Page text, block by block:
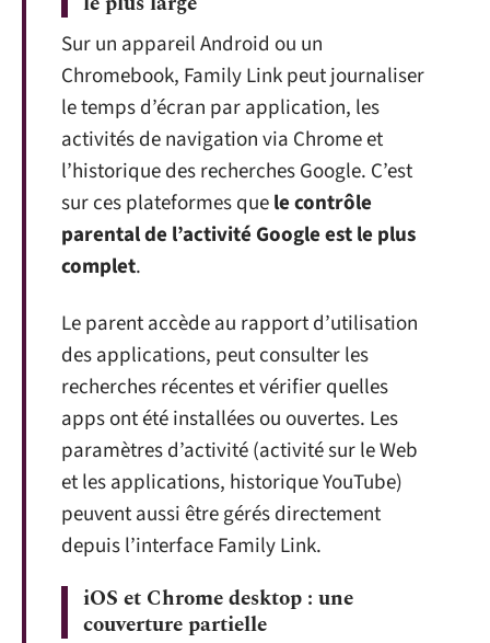
Sur un appareil Android ou un
Chromebook, Family Link peut journaliser
le temps d’écran par application, les
activités de navigation via Chrome et
l’historique des recherches Google. C’est
sur ces plateformes quele contrôle
parental de l’activité Google est le plus
complet.
Le parent accède au rapport d’utilisation
des applications, peut consulter les
recherches récentes et vérifier quelles
apps ont été installées ou ouvertes. Les
paramètres d’activité (activité sur le Web
et les applications, historique YouTube)
peuvent aussi être gérés directement
depuis l’interface Family Link.
iOS et Chrome desktop : une
couverture partielle